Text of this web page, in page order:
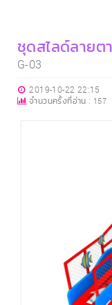
ชุดสไลด์ลายต
G-03
2019-10-22 22:15
จำนวนครั้งที่อ่าน : 157